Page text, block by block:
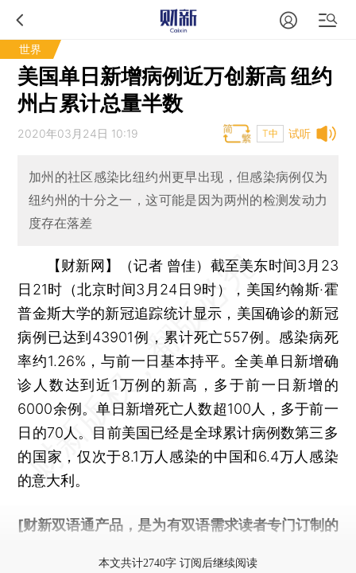
世界
美国单日新增病例近万创新高 纽约
州占累计总量半数
试听
2020年03月24日 10:19 T中
加州的社区感染比纽约州更早出现，但感染病例仅为
纽约州的十分之一，这可能是因为两州的检测发动力
度存在落差
【财新网】（记者 曾佳） 截至美东时间3月23
日21时（北京时间3月24日9时），美国约翰斯·霍
普金斯大学的新冠追踪统计显示，美国确诊的新冠
病例已达到43901例，累计死亡557例。感染病死
率约1.26%，与前一日基本持平。全美单日新增确
诊人数达到近1万例的新高，多于前一日新增的
6000余例。单日新增死亡人数超100人，多于前一
日的70人。目前美国已经是全球累计病例数第三多
的国家，仅次于8.1万人感染的中国和6.4万人感染
的意大利。
[财新双语通产品，是为有双语需求读者专门订制的
本文共计2740字 订阅后继续阅读